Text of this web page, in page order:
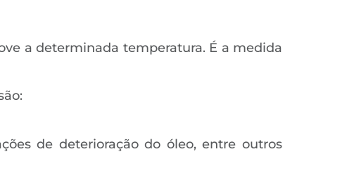
a determinada temperatura. É a medida
de deterioração do óleo, entre outros